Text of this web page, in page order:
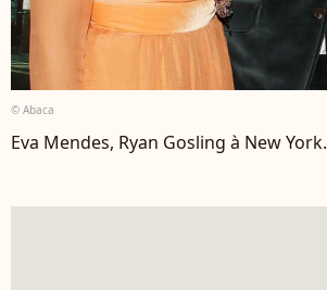
© Abaca
Eva Mendes, Ryan Gosling à New York.